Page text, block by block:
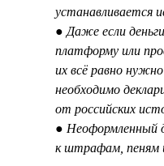
устанавливается
● Даже если
платформу или
их всё равно
необходимо
от российских
● Неоформленный
к штрафам, пеням